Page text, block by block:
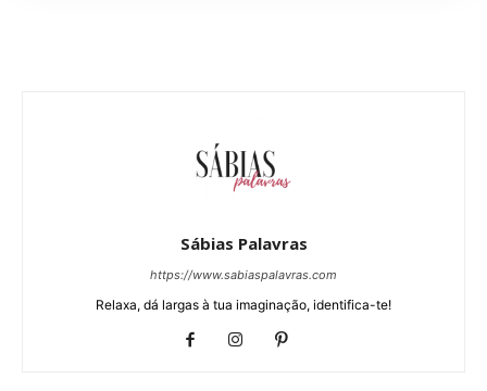
Sábias Palavras
https://www.sabiaspalavras.com
Relaxa, dá largas à tua imaginação, identifica-te!